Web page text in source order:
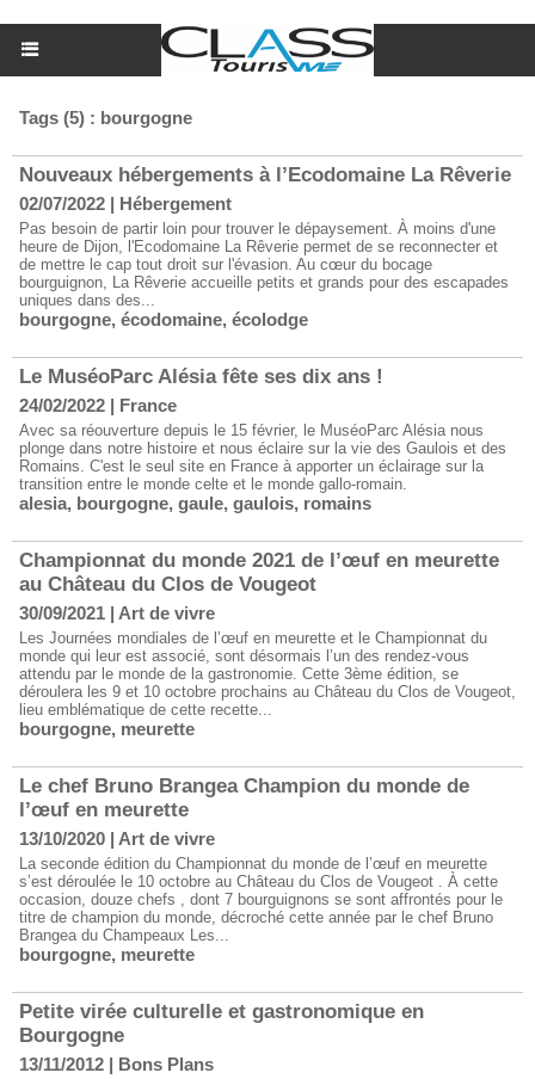
Tags (5) : bourgogne
Nouveaux hébergements à l’Ecodomaine La Rêverie
02/07/2022 | Hébergement
Pas besoin de partir loin pour trouver le dépaysement. À moins d'une
heure de Dijon, l'Ecodomaine La Rêverie permet de se reconnecter et
de mettre le cap tout droit sur l'évasion. Au cœur du bocage
bourguignon, La Rêverie accueille petits et grands pour des escapades
uniques dans des...
bourgogne, écodomaine, écolodge
Le MuséoParc Alésia fête ses dix ans !
24/02/2022 | France
Avec sa réouverture depuis le 15 février, le MuséoParc Alésia nous
plonge dans notre histoire et nous éclaire sur la vie des Gaulois et des
Romains. C'est le seul site en France à apporter un éclairage sur la
transition entre le monde celte et le monde gallo-romain.
alesia, bourgogne, gaule, gaulois, romains
Championnat du monde 2021 de l’œuf en meurette
au Château du Clos de Vougeot
30/09/2021 | Art de vivre
Les Journées mondiales de l’œuf en meurette et le Championnat du
monde qui leur est associé, sont désormais l’un des rendez-vous
attendu par le monde de la gastronomie. Cette 3ème édition, se
déroulera les 9 et 10 octobre prochains au Château du Clos de Vougeot,
lieu emblématique de cette recette...
bourgogne, meurette
Le chef Bruno Brangea Champion du monde de
l’œuf en meurette
13/10/2020 | Art de vivre
La seconde édition du Championnat du monde de l’œuf en meurette
s’est déroulée le 10 octobre au Château du Clos de Vougeot . À cette
occasion, douze chefs , dont 7 bourguignons se sont affrontés pour le
titre de champion du monde, décroché cette année par le chef Bruno
Brangea du Champeaux Les...
bourgogne, meurette
Petite virée culturelle et gastronomique en
Bourgogne
13/11/2012 | Bons Plans